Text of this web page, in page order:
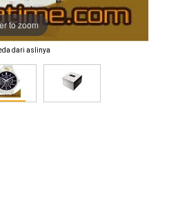
to zoom
dari aslinya